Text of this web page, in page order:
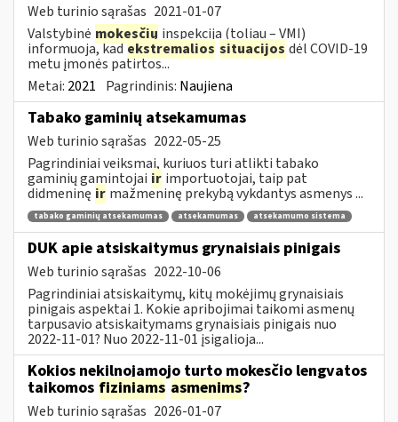
Web turinio sąrašas 2021-01-07
Valstybinė mokesčių inspekcija (toliau – VMI)
informuoja, kadekstremalios situacijos dėl COVID-19
metu įmonės patirtos...
Metai: 2021 Pagrindinis: Naujiena
Tabako gaminių atsekamumas
Web turinio sąrašas 2022-05-25
Pagrindiniai veiksmai, kuriuos turi atlikti tabako
gaminių gamintojai ir importuotojai, taip pat
didmeninę ir mažmeninę prekybą vykdantys asmenys ...
tabako gaminių atsekamumas atsekamumas atsekamumo sistema
DUK apie atsiskaitymus grynaisiais pinigais
Web turinio sąrašas 2022-10-06
Pagrindiniai atsiskaitymų, kitų mokėjimų grynaisiais
pinigais aspektai 1. Kokie apribojimai taikomi asmenų
tarpusavio atsiskaitymams grynaisiais pinigais nuo
2022-11-01? Nuo 2022-11-01 įsigalioja...
Kokios nekilnojamojo turto mokesčio lengvatos
taikomos fiziniams asmenims?
Web turinio sąrašas 2026-01-07